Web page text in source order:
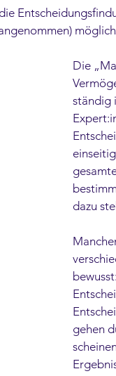
Die
ständig
dazu
gehen